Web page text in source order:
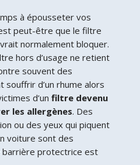
à épousseter vos
peut-être que le filtre
normalement bloquer.
hors d’usage ne retient
souvent des
souffrir d’un rhume alors
d’un filtre devenu
les allergènes. Des
ou des yeux qui piquent
voiture sont des
barrière protectrice est